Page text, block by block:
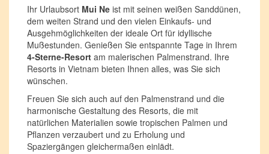
Ihr Urlaubsort Mui Ne ist mit seinen weißen Sanddünen,
dem weiten Strand und den vielen Einkaufs- und
Ausgehmöglichkeiten der ideale Ort für idyllische
Mußestunden. Genießen Sie entspannte Tage in Ihrem
4-Sterne-Resort am malerischen Palmenstrand. Ihre
Resorts in Vietnam bieten Ihnen alles, was Sie sich
wünschen.
Freuen Sie sich auch auf den Palmenstrand und die
harmonische Gestaltung des Resorts, die mit
natürlichen Materialien sowie tropischen Palmen und
Pflanzen verzaubert und zu Erholung und
Spaziergängen gleichermaßen einlädt.